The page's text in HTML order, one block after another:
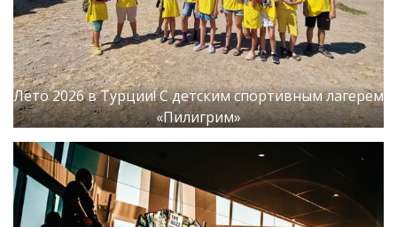
Лето 2026 в Турции! С детским спортивным лагерем
«Пилигрим»